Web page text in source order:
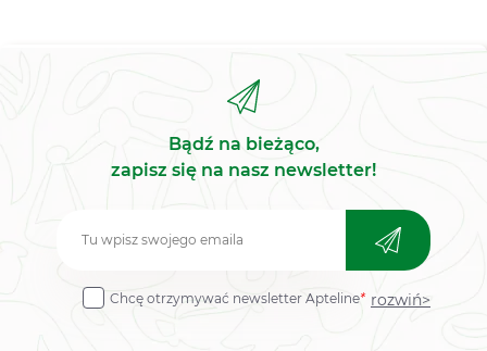
Bądź na bieżąco,
zapisz się na nasz newsletter!
Zapisz
do
Chcę otrzymywać newsletter Apteline* rozwiń>